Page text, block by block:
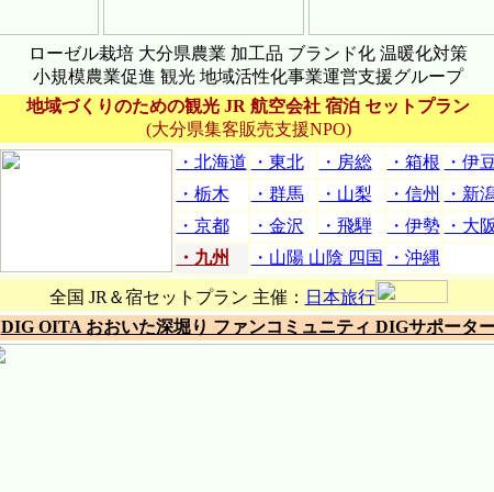
ローゼル栽培 大分県農業 加工品 ブランド化 温暖化対策
小規模農業促進 観光 地域活性化事業運営支援グループ
地域づくりのための観光 JR 航空会社 宿泊 セットプラン
(大分県集客販売支援NPO)
・北海道
・東北 ・房総 ・箱根
・伊
・栃木
・群馬 ・山梨 ・信州
・新
・京都
・金沢 ・飛騨 ・伊勢
・大阪
・九州
・山陽 山陰 四国 ・沖縄
全国 JR＆宿セットプラン 主催： 日本旅行
DIG OITA おおいた深堀り ファンコミュニティ DIGサポータ